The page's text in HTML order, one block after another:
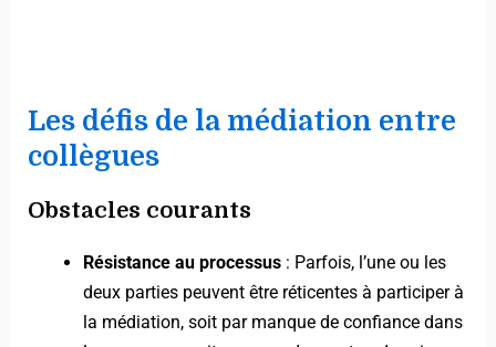
Les défis de la médiation entre
collègues
Obstacles courants
Résistance au processus: Parfois, l’une ou les
deux parties peuvent être réticentes à participer à
la médiation, soit par manque de confiance dans